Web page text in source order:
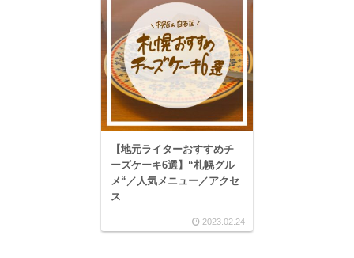
【地元ライターおすすめチ
ーズケーキ6選】“札幌グル
メ“／人気メニュー／アクセ
ス
2023.02.24